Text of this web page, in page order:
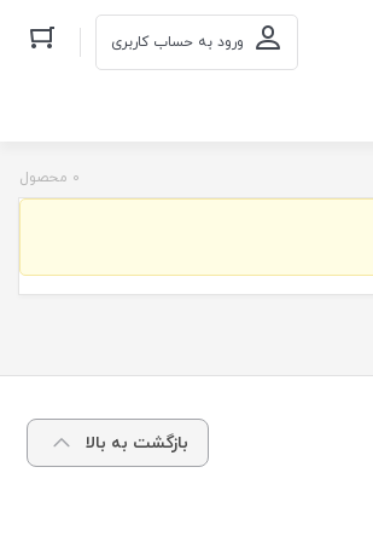
ورود به حساب کاربری
0 محصول
بازگشت به بالا